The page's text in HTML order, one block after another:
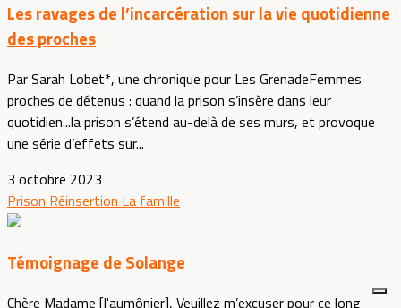
Les ravages de l’incarcération sur la vie quotidienne
des proches
Par Sarah Lobet*, une chronique pour Les GrenadeFemmes
proches de détenus : quand la prison s’insère dans leur
quotidien...la prison s’étend au-delà de ses murs, et provoque
une série d’effets sur...
3 octobre 2023
Prison Réinsertion La famille
Témoignage de Solange
Chère Madame [l'aumônier], Veuillez m’excuser pour ce long